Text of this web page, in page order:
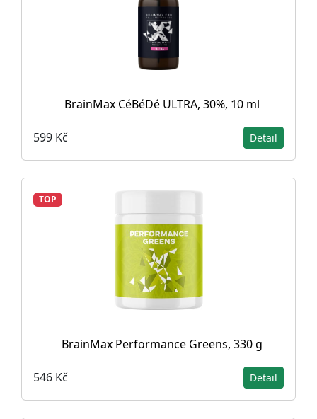
BrainMax CéBéDé ULTRA, 30%, 10 ml
599 Kč Detail
TOP
BrainMax Performance Greens, 330 g
546 Kč Detail